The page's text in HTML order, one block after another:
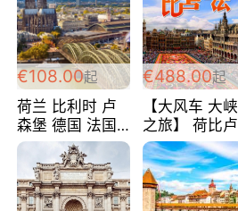
€108.00起
荷兰 比利时 卢
森堡 德国 法国
超爽玩遍西欧 循
环线 全程四星宾
馆 108欧/人/天
€488.00起
【大风车 大
之旅】 荷比
法 巴黎上下
典五国四日游
488欧/人